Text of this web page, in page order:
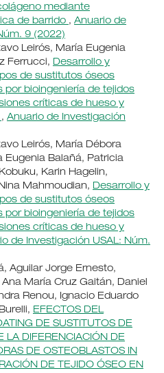
mediante
de barrido , Anuario de
9 (2022)
Leirós, María Eugenia
Ferrucci, Desarrollo y
de sustitutos óseos
por bioingeniería de tejidos
críticas de hueso y
, Anuario de Investigación
Leirós, María Débora
Eugenia Balañá, Patricia
Karin Hagelin,
Mahmoudian, Desarrollo y
de sustitutos óseos
por bioingeniería de tejidos
críticas de hueso y
de Investigación USAL: Núm.
Aguilar Jorge Ernesto,
María Cruz Gaitán, Daniel
Renou, Ignacio Eduardo
EFECTOS DEL
DE SUSTITUTOS DE
LA DIFERENCIACIÓN DE
DE OSTEOBLASTOS IN
DE TEJIDO ÓSEO EN